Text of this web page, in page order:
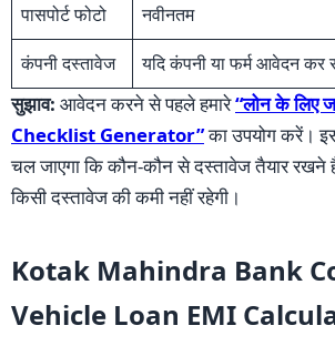
पासपोर्ट फोटो
नवीनतम
कंपनी दस्तावेज
यदि कंपनी या फर्म आवेदन कर
सुझाव: आवेदन करने से पहले हमारे“लोन के लिए
Checklist Generator”का उपयोग करें।
चल जाएगा कि कौन-कौन से दस्तावेज तैयार
किसी दस्तावेज की कमी नहीं रहेगी।
Kotak Mahindra Bank
Vehicle Loan EMI